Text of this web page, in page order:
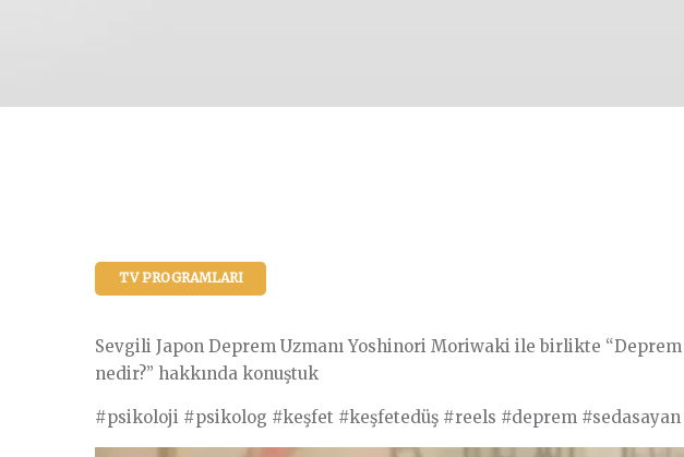
TV PROGRAMLARI
Sevgili Japon Deprem Uzmanı Yoshinori Moriwaki ile birlikte
nedir?” hakkında konuştuk
#psikoloji #psikolog #keşfet #keşfetedüş #reels #deprem #sedasayan